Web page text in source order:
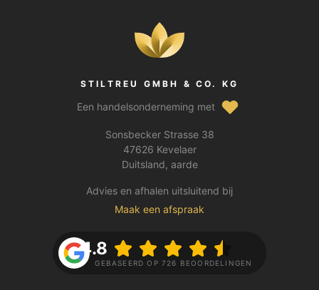
STILTREU GMBH & CO. KG
Een handelsonderneming met
Sonsbecker Strasse 38
47626 Kevelaer
Duitsland, aarde
Advies en afhalen uitsluitend bij
Maak een afspraak
4.8
GEBASEERD OP 726 BEOORDELINGEN